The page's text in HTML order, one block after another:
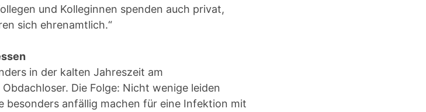
und Kolleginnen spenden auch privat,
sich ehrenamtlich.“
in der kalten Jahreszeit am
Die Folge: Nicht wenige leiden
besonders anfällig machen für eine Infektion mit